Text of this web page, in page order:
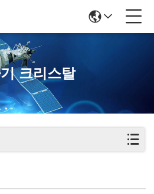
크리스탈